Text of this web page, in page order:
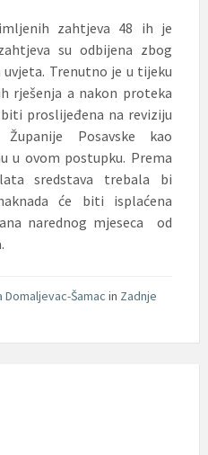
zahtjeva 48 ih je
su odbijena zbog
Trenutno je u tijeku
rješenja a nakon proteka
proslijeđena na reviziju
Posavske kao
u ovom postupku. Prema
sredstava trebala bi
će biti isplaćena
narednog mjeseca od
Domaljevac-Šamac in Zadnje